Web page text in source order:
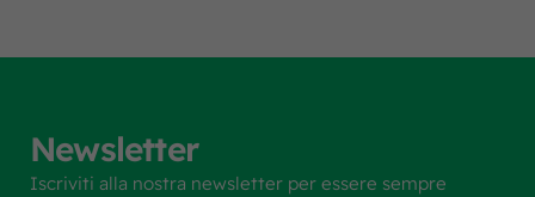
Newsletter
Iscriviti alla nostra newsletter per essere sempre